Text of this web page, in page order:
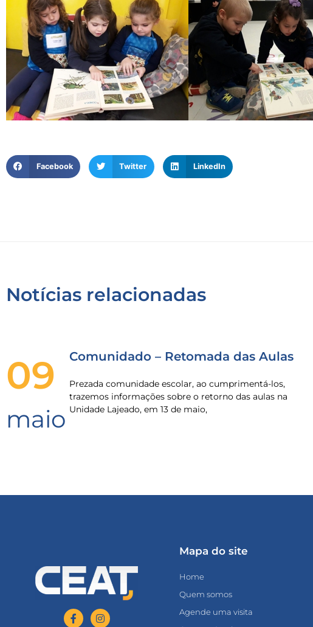
Facebook Twitter LinkedIn
Notícias relacionadas
09
maio
Comunidado – Retomada das Aulas
Prezada comunidade escolar, ao cumprimentá-los,
trazemos informações sobre o retorno das aulas na
Unidade Lajeado, em 13 de maio,
Mapa do site
Home
Quem somos
Agende uma visita